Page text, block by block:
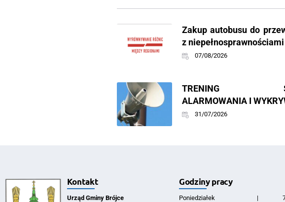
Zakup autobusu do
z niepełnosprawnościami
07/08/2026
TRENING
ALARMOWANIA I
31/07/2026
Kontakt
Urząd Gminy Brójce
Godziny pracy
Poniedziałek |